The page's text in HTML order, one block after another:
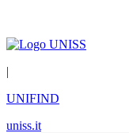
|
UNIFIND
uniss.it